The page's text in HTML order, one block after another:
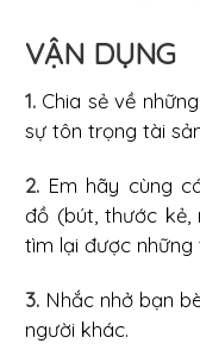
VẬN DỤNG
1. Chia sẻ về
sự tôn trọng tài
2. Em hãy cùng
đồ (bút, thước kẻ,
tìm lại được những
3. Nhắc nhở bạn
người khác.